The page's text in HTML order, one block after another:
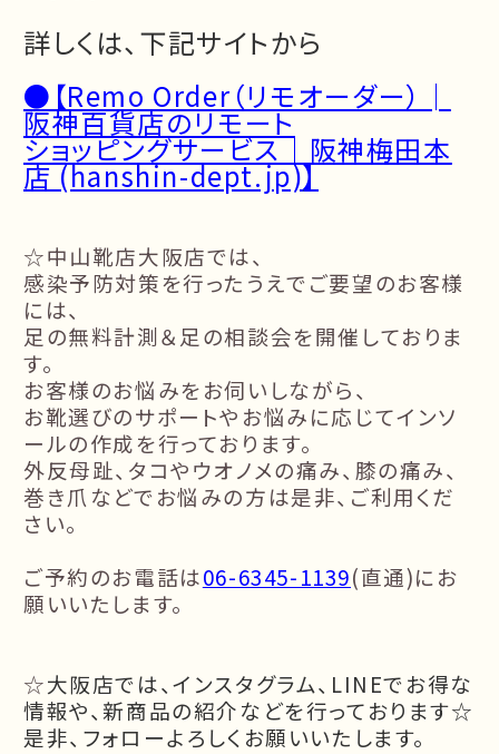
詳しくは、下記サイトから
●【Remo Order（リモオーダー）│
阪神百貨店のリモート
ショッピングサービス｜阪神梅田本
店 (hanshin-dept.jp)】
☆中山靴店大阪店では、
感染予防対策を行ったうえでご要望のお客様
には、
足の無料計測＆足の相談会を開催しておりま
す。
お客様のお悩みをお伺いしながら、
お靴選びのサポートやお悩みに応じてインソ
ールの作成を行っております。
外反母趾、タコやウオノメの痛み、膝の痛み、
巻き爪などでお悩みの方は是非、ご利用くだ
さい。
ご予約のお電話は06-6345-1139(直通)にお
願いいたします。
☆大阪店では、インスタグラム、LINEでお得な
情報や、 新商品の紹介などを行っております☆
是非、フォローよろしくお願いいたします。